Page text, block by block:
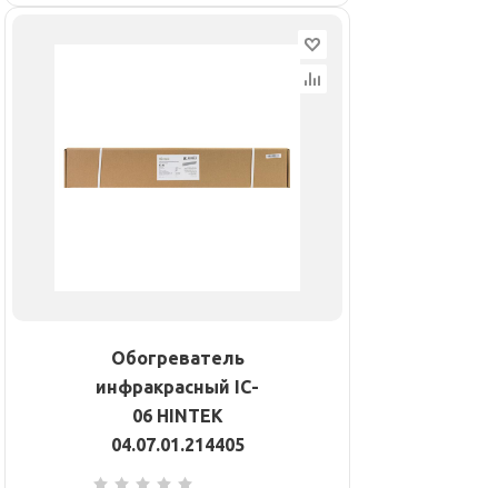
Обогреватель
инфракрасный IC-
06 HINTEK
04.07.01.214405